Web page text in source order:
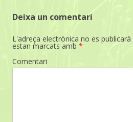
Deixa un comentari
L'adreça electrònica no es publicarà
estan marcats amb *
Comentari